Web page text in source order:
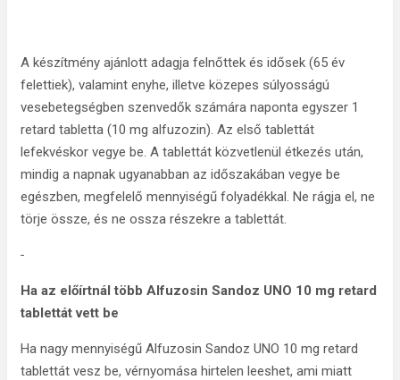
A készítmény ajánlott adagja felnőttek és idősek (65 év
felettiek), valamint enyhe, illetve közepes súlyosságú
vesebetegségben szenvedők számára naponta egyszer 1
retard tabletta (10 mg alfuzozin). Az első tablettát
lefekvéskor vegye be. A tablettát közvetlenül étkezés után,
mindig a napnak ugyanabban az időszakában vegye be
egészben, megfelelő mennyiségű folyadékkal. Ne rágja el, ne
törje össze, és ne ossza részekre a tablettát.
Ha az előírtnál több Alfuzosin Sandoz UNO 10 mg retard
tablettát vett be
Ha nagy mennyiségű Alfuzosin Sandoz UNO 10 mg retard
tablettát vesz be, vérnyomása hirtelen leeshet, ami miatt